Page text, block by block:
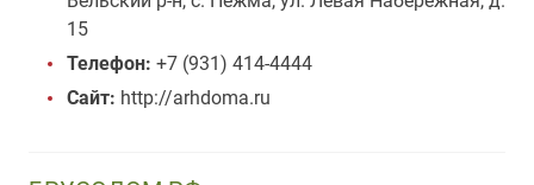
15
Телефон: +7 (931) 414-4444
Сайт: http://arhdoma.ru